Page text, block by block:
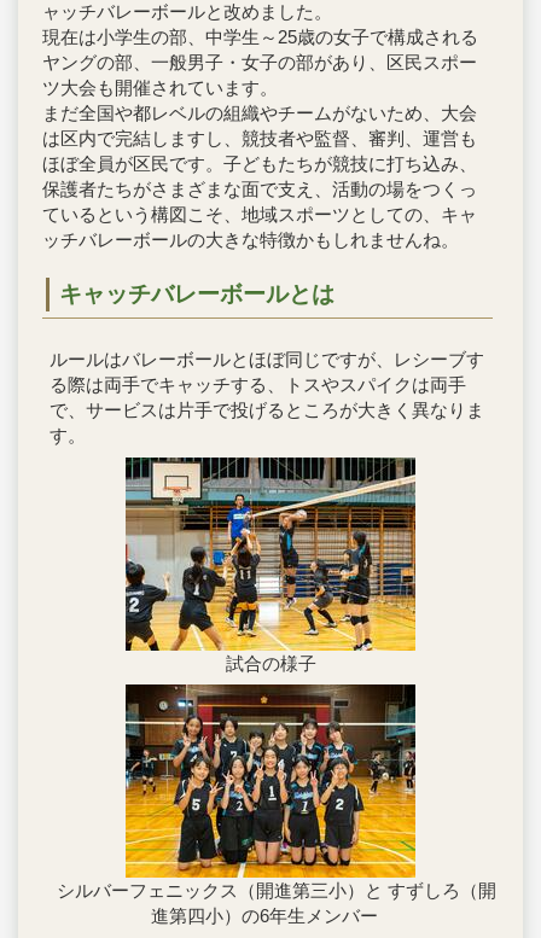
ャッチバレーボールと改めました。
現在は小学生の部、中学生～25歳の女子で構成される
ヤングの部、一般男子・女子の部があり、区民スポー
ツ大会も開催されています。
まだ全国や都レベルの組織やチームがないため、大会
は区内で完結しますし、競技者や監督、審判、運営も
ほぼ全員が区民です。子どもたちが競技に打ち込み、
保護者たちがさまざまな面で支え、活動の場をつくっ
ているという構図こそ、地域スポーツとしての、キャ
ッチバレーボールの大きな特徴かもしれませんね。
キャッチバレーボールとは
ルールはバレーボールとほぼ同じですが、レシーブす
る際は両手でキャッチする、トスやスパイクは両手
で、サービスは片手で投げるところが大きく異なりま
す。
試合の様子
シルバーフェニックス（開進第三小）と すずしろ（開
進第四小）の6年生メンバー